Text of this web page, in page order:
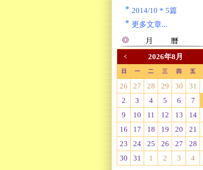
2014/10 * 5篇
更多文章...
< 2026年8月
日 一 二 三 四 五
26 27 28 29 30 31
2
3 4 5 6 7
9
10 11 12 13 14
16
17 18 19 20 21
23
24 25 26 27 28
30
31 1 2 3 4